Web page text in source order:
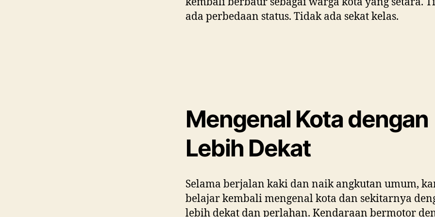
ada perbedaan status. Tidak ada sekat kelas.
Mengenal Kota dengan
Lebih Dekat
Selama berjalan kaki dan naik angkutan umum,
belajar kembali mengenal kota dan sekitarnya
lebih dekat dan perlahan. Kendaraan bermotor